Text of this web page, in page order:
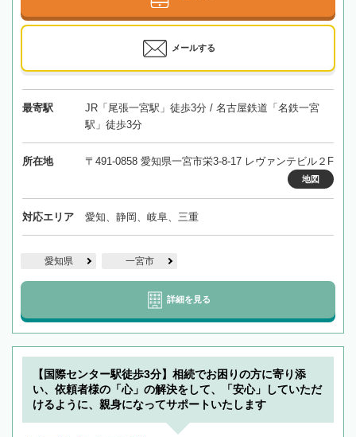
メールする
最寄駅
JR「尾張一宮駅」徒歩3分 / 名古屋鉄道「名鉄一宮
駅」徒歩3分
所在地 〒491-0858 愛知県一宮市栄3-8-17 レヴァンテビル２F
地図
対応エリア 愛知、静岡、岐阜、三重
愛知県 一宮市
詳細を見る
【国際センター駅徒歩3分】相続でお困りの方に寄り添
い、依頼者様の「心」の解決をして、「安心」していただ
けるように、親身になってサポートいたします